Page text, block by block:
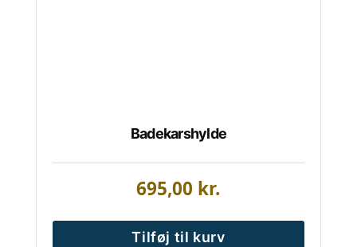
Badekarshylde
695,00 kr.
Tilføj til kurv